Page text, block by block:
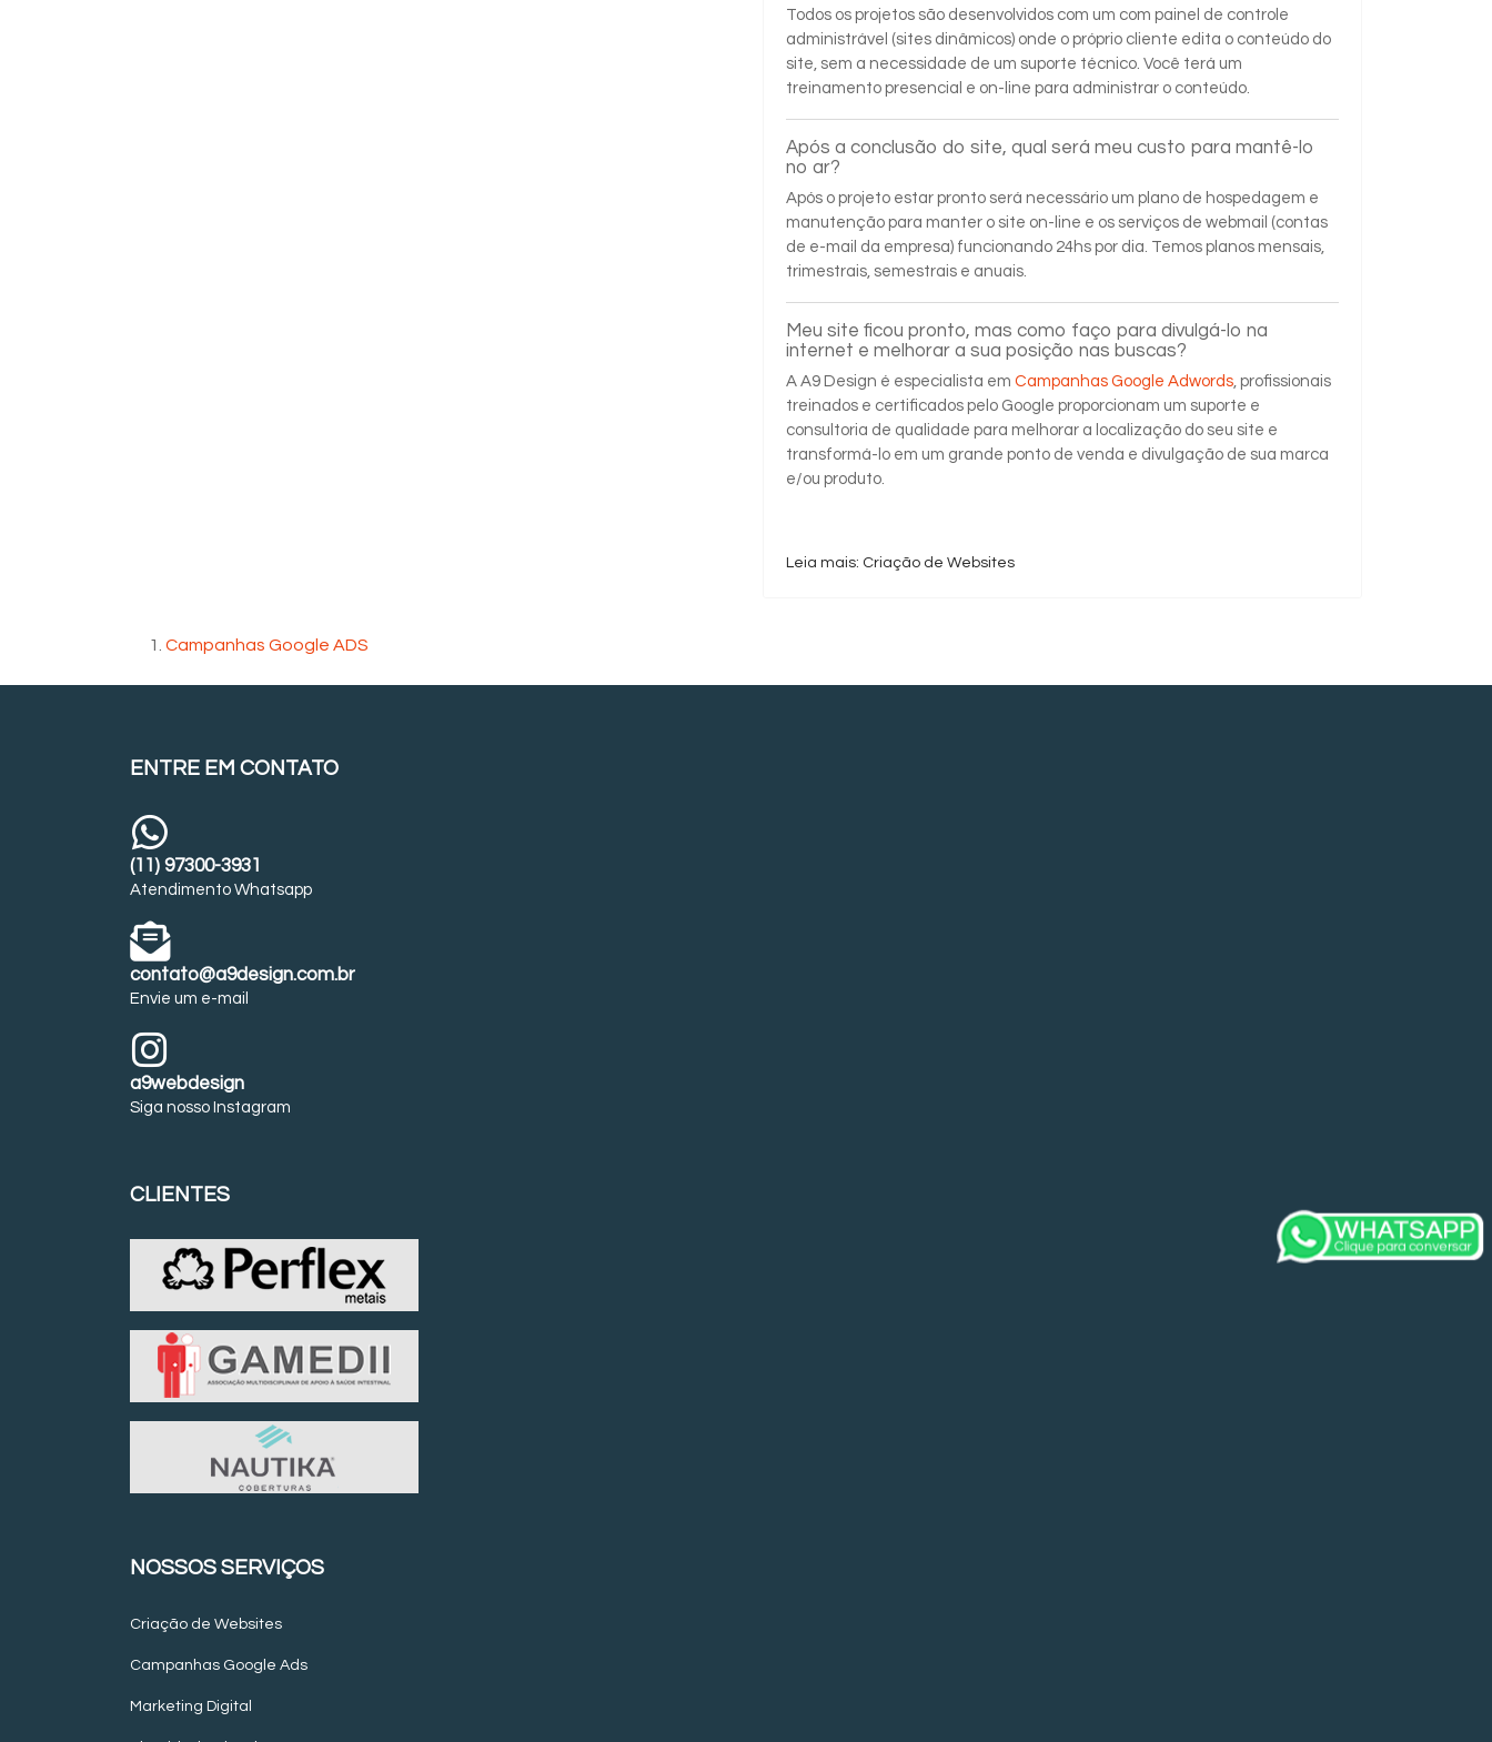
Todos os projetos são desenvolvidos com um com painel de controle
administrável (sites dinâmicos) onde o próprio cliente edita o conteúdo do
site, sem a necessidade de um suporte técnico. Você terá um
treinamento presencial e on-line para administrar o conteúdo.
Após a conclusão do site, qual será meu custo para mantê-lo
no ar?
Após o projeto estar pronto será necessário um plano de hospedagem e
manutenção para manter o site on-line e os serviços de webmail (contas
de e-mail da empresa) funcionando 24hs por dia. Temos planos mensais,
trimestrais, semestrais e anuais.
Meu site ficou pronto, mas como faço para divulgá-lo na
internet e melhorar a sua posição nas buscas?
A A9 Design é especialista em Campanhas Google Adwords , profissionais
treinados e certificados pelo Google proporcionam um suporte e
consultoria de qualidade para melhorar a localização do seu site e
transformá-lo em um grande ponto de venda e divulgação de sua marca
e/ou produto.
Leia mais: Criação de Websites
Campanhas Google ADS
ENTRE EM CONTATO
(11) 97300-3931
Atendimento Whatsapp
contato@a9design.com.br
Envie um e-mail
a9webdesign
Siga nosso Instagram
CLIENTES
NOSSOS SERVIÇOS
Criação de Websites
Campanhas Google Ads
Marketing Digital